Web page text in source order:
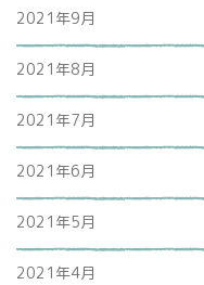
2021年9月
2021年8月
2021年7月
2021年6月
2021年5月
2021年4月